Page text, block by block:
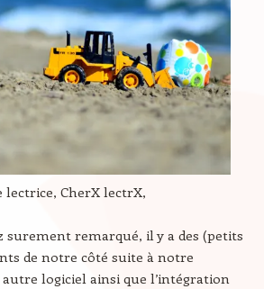
lectrice, CherX lectrX,
surement remarqué, il y a des (petits
de notre côté suite à notre
logiciel ainsi que l’intégration